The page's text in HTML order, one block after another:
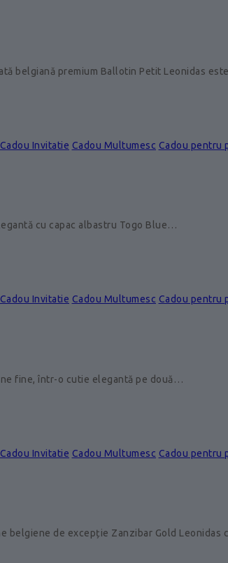
belgiană premium Ballotin Petit Leonidas
Cadou Invitatie Cadou Multumesc Cadou pentru
cu capac albastru Togo Blue…
Cadou Invitatie Cadou Multumesc Cadou pentru
fine, într-o cutie elegantă pe două…
Cadou Invitatie Cadou Multumesc Cadou pentru
belgiene de excepție Zanzibar Gold